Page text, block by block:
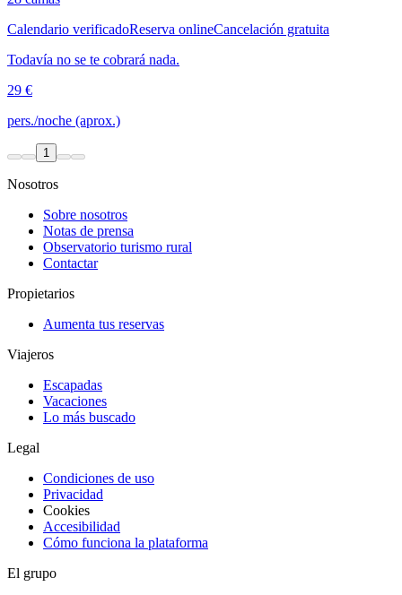
Calendario verificadoReserva onlineCancelación gratuita
Todavía no se te cobrará nada.
29 €
pers./noche (aprox.)
1
Nosotros
Sobre nosotros
Notas de prensa
Observatorio turismo rural
Contactar
Propietarios
Aumenta tus reservas
Viajeros
Escapadas
Vacaciones
Lo más buscado
Legal
Condiciones de uso
Privacidad
Cookies
Accesibilidad
Cómo funciona la plataforma
El grupo